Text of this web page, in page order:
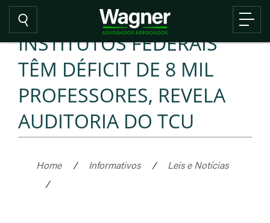
INSTITUTOS FEDERAIS
TÊM DÉFICIT DE 8 MIL
PROFESSORES, REVELA
AUDITORIA DO TCU
Home / Informativos /
Leis e Notícias
/